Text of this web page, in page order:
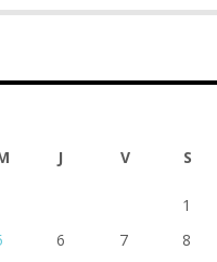
J V S
1
6 7 8